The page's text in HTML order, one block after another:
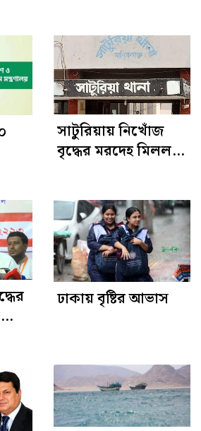
সাটুরিয়ায় নিখোঁজ
বৃদ্ধের মরদেহ মিলল
ঢাকায় বৃষ্টির আভাস